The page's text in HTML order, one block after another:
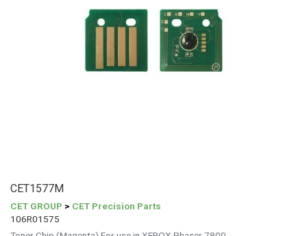
CET1577M
CET GROUP > CET Precision Parts
106R01575